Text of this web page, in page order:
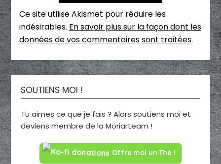
Ce site utilise Akismet pour réduire les
indésirables. En savoir plus sur la façon dont les
données de vos commentaires sont traitées.
SOUTIENS MOI !
Tu aimes ce que je fais ? Alors soutiens moi et
deviens membre de la Moriarteam !
Offre moi un Thé !